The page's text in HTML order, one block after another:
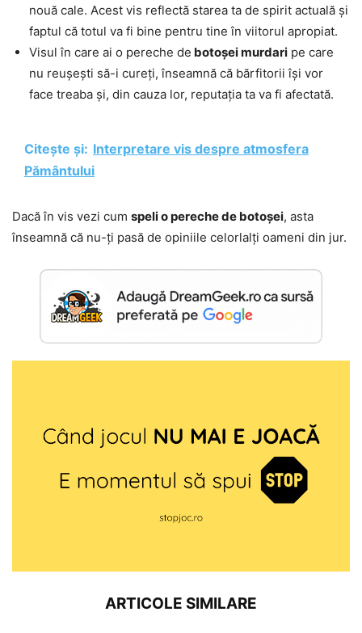
nouă cale. Acest vis reflectă starea ta de spirit actuală și
faptul că totul va fi bine pentru tine în viitorul apropiat.
Visul în care ai o pereche de botoșei murdari pe care
nu reușești să-i cureți, înseamnă că bărfitorii își vor
face treaba și, din cauza lor, reputația ta va fi afectată.
Citește și: Interpretare vis despre atmosfera
Pământului
Dacă în vis vezi cum speli o pereche de botoșei, asta
înseamnă că nu-ți pasă de opiniile celorlalți oameni din jur.
ARTICOLE SIMILARE